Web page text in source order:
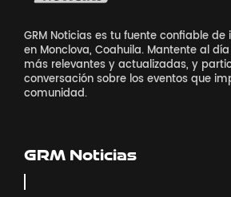
GRM Noticias es tu fuente confiable
en Monclova, Coahuila. Mantente al
más relevantes y actualizadas, y
conversación sobre los eventos que
comunidad.
GRM Noticias